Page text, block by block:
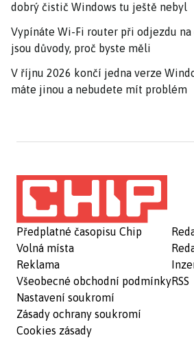
dobrý čistič Windows tu ještě nebyl
Vypínáte Wi-Fi router při odjezdu na
jsou důvody, proč byste měli
V říjnu 2026 končí jedna verze
máte jinou a nebudete mít problém
Předplatné časopisu Chip
Volná místa
Reklama
Všeobecné obchodní podmínky
Nastavení soukromí
Zásady ochrany soukromí
Cookies zásady
RSS